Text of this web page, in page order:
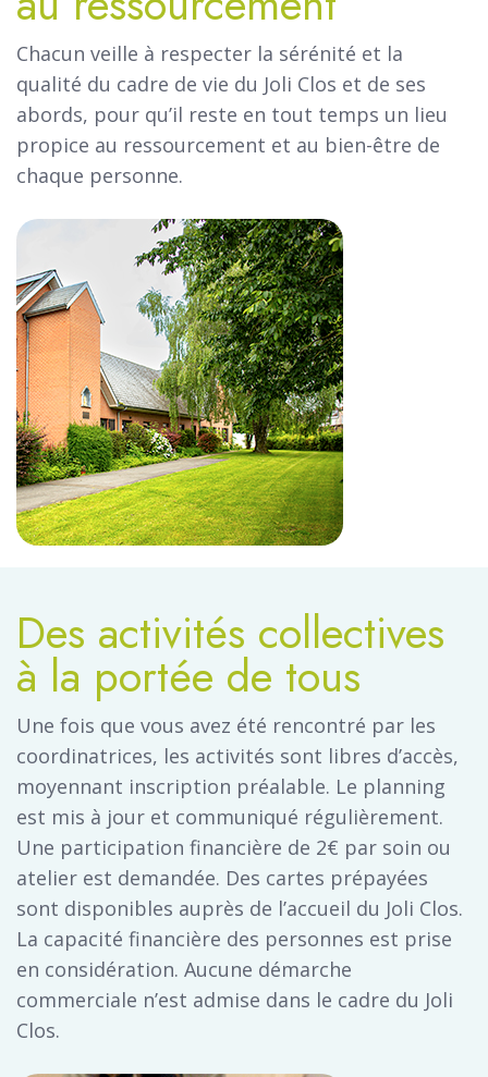
Chacun veille à respecter la sérénité et la
qualité du cadre de vie du Joli Clos et de ses
abords, pour qu’il reste en tout temps un lieu
propice au ressourcement et au bien-être de
chaque personne.
Des activités collectives
à la portée de tous
Une fois que vous avez été rencontré par les
coordinatrices, les activités sont libres d’accès,
moyennant inscription préalable. Le planning
est mis à jour et communiqué régulièrement.
Une participation financière de 2€ par soin ou
atelier est demandée. Des cartes prépayées
sont disponibles auprès de l’accueil du Joli Clos.
La capacité financière des personnes est prise
en considération. Aucune démarche
commerciale n’est admise dans le cadre du Joli
Clos.